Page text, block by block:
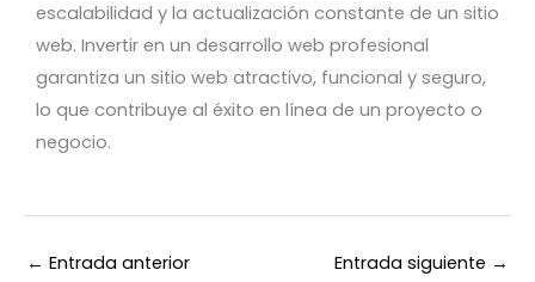
escalabilidad y la actualización constante de un sitio
web. Invertir en un desarrollo web profesional
garantiza un sitio web atractivo, funcional y seguro,
lo que contribuye al éxito en línea de un proyecto o
negocio.
← Entrada anterior Entrada siguiente →